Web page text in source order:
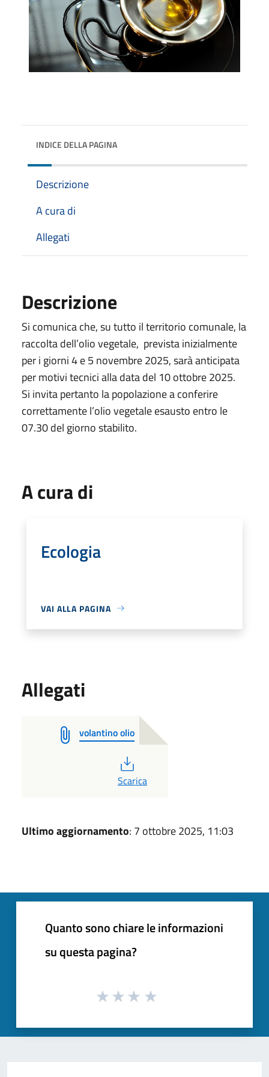
INDICE DELLA PAGINA
Descrizione
A cura di
Allegati
Descrizione
Si comunica che, su tutto il territorio comunale, la
raccolta dell’olio vegetale, prevista inizialmente
per i giorni 4 e 5 novembre 2025, sarà anticipata
per motivi tecnici alla data del 10 ottobre 2025.
Si invita pertanto la popolazione a conferire
correttamente l’olio vegetale esausto entro le
07.30 del giorno stabilito.
A cura di
Ecologia
VAI ALLA PAGINA
Allegati
volantino olio
PDF
Scarica
Ultimo aggiornamento: 7 ottobre 2025, 11:03
Quanto sono chiare le informazioni
su questa pagina?